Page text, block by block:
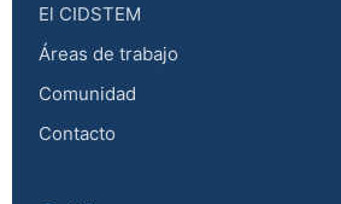
El CIDSTEM
Áreas de trabajo
Comunidad
Contacto